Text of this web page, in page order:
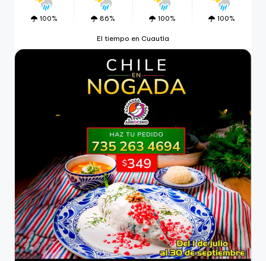
100% 86% 100% 100%
El tiempo en Cuautla